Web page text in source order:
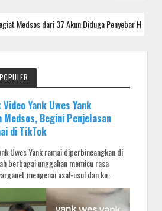
37 Akun Diduga Penyebar Hoaks Agustus, 9
Yank Uwes Yank
Medsos, Begini Penjelasan
di TikTok
Uwes Yank ramai diperbincangkan di
berbagai unggahan memicu rasa
mengenai asal-usul dan ko...